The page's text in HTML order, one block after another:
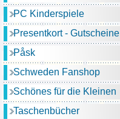
PC Kinderspiele
Presentkort - Gutscheine
Påsk
Schweden Fanshop
Schönes für die Kleinen
Taschenbücher